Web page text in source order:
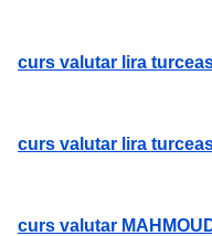
curs valutar lira
curs valutar lira
curs valutar